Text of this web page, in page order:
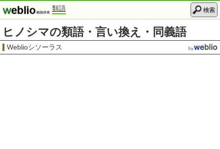
類語 検索
ヒノシマの類語・言い換え・同義語
Weblioシソーラス